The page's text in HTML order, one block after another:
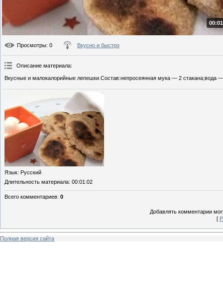
Просмотры: 0 Вкусно и быстро
Описание материала:
Вкусные и малокалорийные лепешки.Состав:непросеянная мука — 2
Язык: Русский
Длительность материала: 00:01:02
Всего комментариев: 0
Добавлять комментарии
[
Полная версия сайта